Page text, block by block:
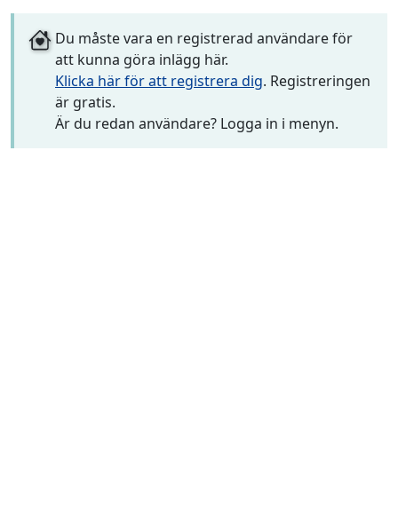
Du måste vara en registrerad användare för
att kunna göra inlägg här.
Klicka här för att registrera dig. Registreringen
är gratis.
Är du redan användare? Logga in i menyn.